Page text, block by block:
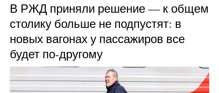
В РЖД приняли решение — к общем
столику больше не подпустят: в
новых вагонах у пассажиров все
будет по-другому